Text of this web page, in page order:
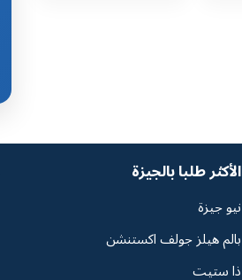
الأكثر طلبا بالجيزة
نيو جيزة
بالم هيلز جولف اكستنشن
ذا ستيت